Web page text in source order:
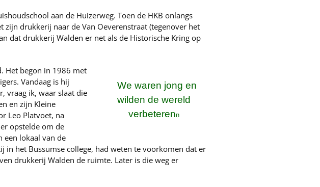
aan de Huizerweg. Toen de HKB onlangs
zijn drukkerij naar de Van Oeverenstraat (tegenover het
dat drukkerij Walden er net als de Historische Kring op
We waren jong en
wilden de wereld
verbeterenn
Het begon in 1986 met
Vandaag is hij
vraag ik, waar slaat die
en zijn Kleine
Leo Platvoet, na
opstelde om de
een lokaal van de
in het Bussumse college, had weten te voorkomen dat er
drukkerij Walden de ruimte. Later is die weg er